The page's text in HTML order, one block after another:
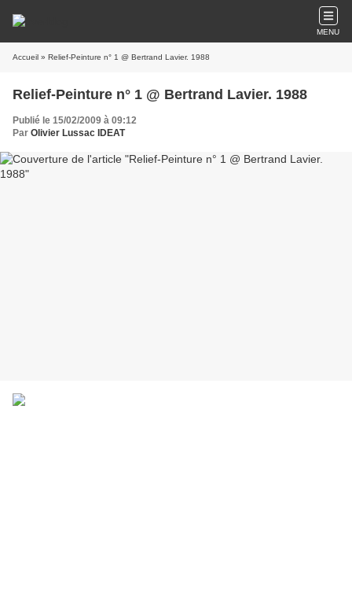
MENU
Accueil » Relief-Peinture n° 1 @ Bertrand Lavier. 1988
Relief-Peinture n° 1 @ Bertrand Lavier. 1988
Publié le 15/02/2009 à 09:12
Par Olivier Lussac IDEAT